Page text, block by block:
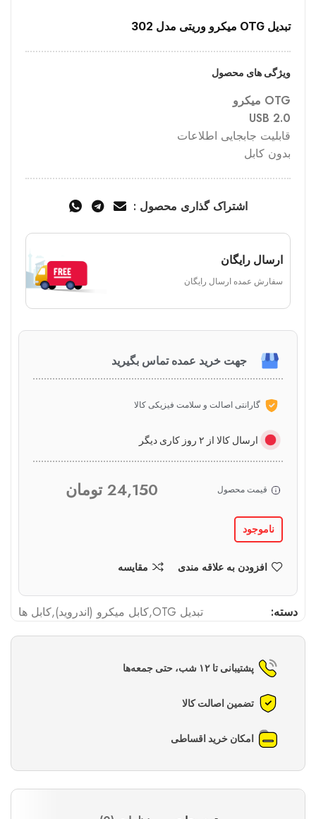
تبدیل OTG میکرو وریتی مدل 302
ویژگی های محصول
OTG میکرو
USB 2.0
قابلیت جابجایی اطلاعات
بدون کابل
اشتراک گذاری محصول :
ارسال رایگان
سفارش عمده ارسال رایگان
جهت خرید عمده تماس بگیرید
گارانتی اصالت و سلامت فیزیکی کالا
ارسال کالا از ۲ روز کاری دیگر
قیمت محصول 24,150 تومان
ناموجود
افزودن به علاقه مندی مقایسه
دسته: تبدیل OTG ,کابل میکرو (اندروید),کابل ها
پشتیبانی تا ۱۲ شب، حتی جمعه‌ها
تضمین اصالت کالا
امکان خرید اقساطی